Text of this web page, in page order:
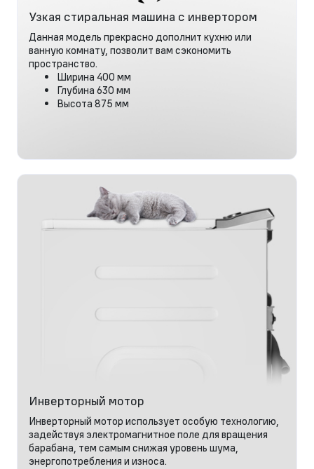
Узкая стиральная машина с инвертором
Данная модель прекрасно дополнит кухню или
ванную комнату, позволит вам сэкономить
пространство.
Ширина 400 мм
Глубина 630 мм
Высота 875 мм
Инверторный мотор
Инверторный мотор использует особую технологию,
задействуя электромагнитное поле для вращения
барабана, тем самым снижая уровень шума,
энергопотребления и износа.